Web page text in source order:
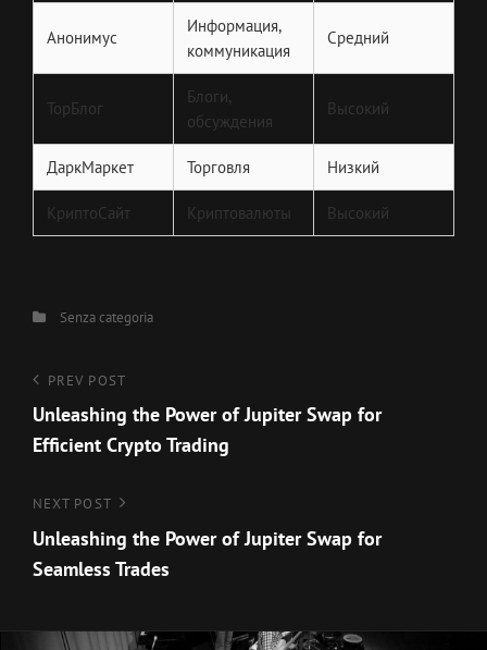
Анонимус
Информация,
коммуникация
Средний
ТорБлог
Блоги,
обсуждения
Высокий
ДаркМаркет Торговля Низкий
КриптоСайт Криптовалюты Высокий
CategoriesSenza categoria
Navigazione
articoli
Previous
Post
PREV POST
Unleashing the Power of Jupiter Swap for
Efficient Crypto Trading
Next
Post
NEXT POST
Unleashing the Power of Jupiter Swap for
Seamless Trades